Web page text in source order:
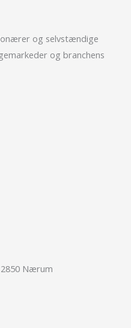
og selvstændige
og bran­chens
Nærum